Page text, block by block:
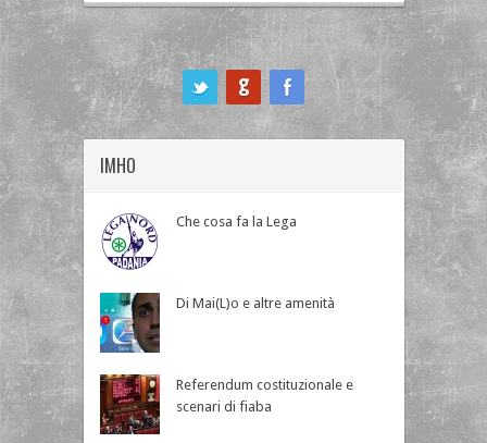
IMHO
Che cosa fa la Lega
Di Mai(L)o e altre amenità
Referendum costituzionale e
scenari di fiaba